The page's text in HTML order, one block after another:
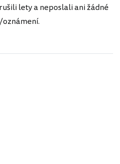
lety a neposlali ani žádné